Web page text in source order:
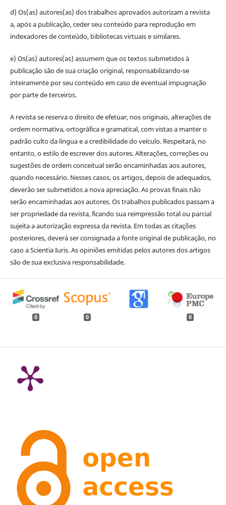
d) Os(as) autores(as) dos trabalhos aprovados autorizam a revista
a, após a publicação, ceder seu conteúdo para reprodução em
indexadores de conteúdo, bibliotecas virtuais e similares.
e) Os(as) autores(as) assumem que os textos submetidos à
publicação são de sua criação original, responsabilizando-se
inteiramente por seu conteúdo em caso de eventual impugnação
por parte de terceiros.
A revista se reserva o direito de efetuar, nos originais, alterações de
ordem normativa, ortográfica e gramatical, com vistas a manter o
padrão culto da língua e a credibilidade do veículo. Respeitará, no
entanto, o estilo de escrever dos autores. Alterações, correções ou
sugestões de ordem conceitual serão encaminhadas aos autores,
quando necessário. Nesses casos, os artigos, depois de adequados,
deverão ser submetidos a nova apreciação. As provas finais não
serão encaminhadas aos autores. Os trabalhos publicados passam a
ser propriedade da revista, ficando sua reimpressão total ou parcial
sujeita a autorização expressa da revista. Em todas as citações
posteriores, deverá ser consignada a fonte original de publicação, no
caso a Scientia Iuris. As opiniões emitidas pelos autores dos artigos
são de sua exclusiva responsabilidade.
0 0 0